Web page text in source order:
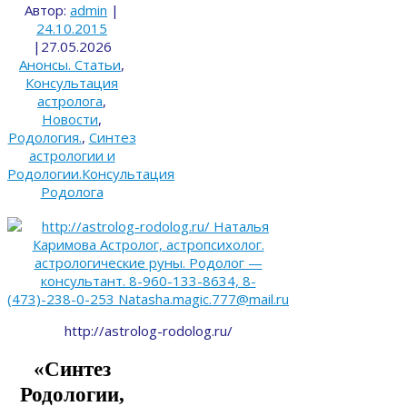
Автор: admin |
24.10.2015
| 27.05.2026
Анонсы. Статьи,
Консультация
астролога,
Новости,
Родология., Синтез
астрологии и
Родологии.Консультация
Родолога
http://astrolog-rodolog.ru/
«Синтез
Родологии,